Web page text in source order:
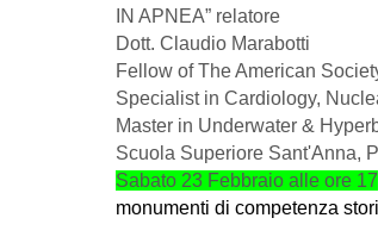
IN APNEA” relatore
Dott. Claudio Marabotti
Fellow of The American
Specialist in Cardiology,
Master in Underwater &
Scuola Superiore Sant'Anna,
Sabato 23 Febbraio alle ore 17
monumenti di competenza